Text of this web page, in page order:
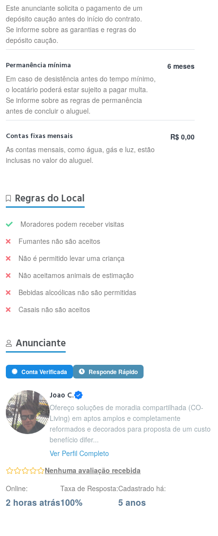
Este anunciante solicita o pagamento de um
depósito caução antes do início do contrato.
Se informe sobre as garantias e regras do
depósito caução.
Permanência mínima
Em caso de desistência antes do tempo mínimo,
o locatário poderá estar sujeito a pagar multa.
Se informe sobre as regras de permanência
antes de concluir o aluguel.
6 meses
Contas fixas mensais
As contas mensais, como água, gás e luz, estão
inclusas no valor do aluguel.
R$ 0,00
Regras do Local
Moradores podem receber visitas
Fumantes não são aceitos
Não é permitido levar uma criança
Não aceitamos animais de estimação
Bebidas alcoólicas não são permitidas
Casais não são aceitos
Anunciante
Conta Verificada Responde Rápido
Joao C.
Ofereço soluções de moradia compartilhada (CO-
Living) em aptos amplos e completamente
reformados e decorados para proposta de um custo
benefício difer...
Ver Perfil Completo
Nenhuma avaliação recebida
Online:
2 horas atrás
Taxa de Resposta:
100%
Cadastrado há:
5 anos